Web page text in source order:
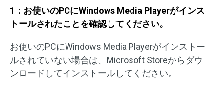
1：お使いのPCにWindows Media Playerがインス
トールされたことを確認してください。
お使いのPCにWindows Media Playerがインストー
ルされていない場合は、Microsoft Storeからダウ
ンロードしてインストールしてください。